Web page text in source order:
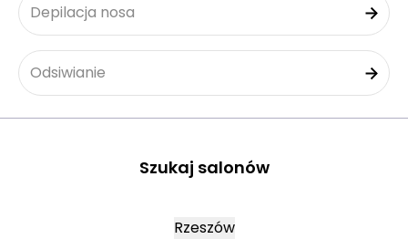
Depilacja nosa
Odsiwianie
Szukaj salonów
Rzeszów